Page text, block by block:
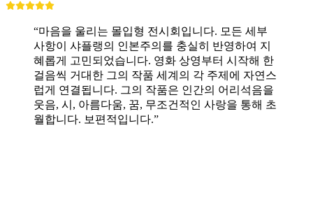
“마음을 울리는 몰입형 전시회입니다. 모든 세부
사항이 샤플랭의 인본주의를 충실히 반영하여 지
혜롭게 고민되었습니다. 영화 상영부터 시작해 한
걸음씩 거대한 그의 작품 세계의 각 주제에 자연스
럽게 연결됩니다. 그의 작품은 인간의 어리석음을
웃음, 시, 아름다움, 꿈, 무조건적인 사랑을 통해 초
월합니다. 보편적입니다.”